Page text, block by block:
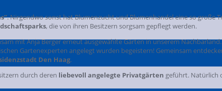
. Nirgendwo sonst hat Blumenzucht und Blumenhandel eine so große
, die von ihren Besitzern sorgsam gepflegt werden.
mit Anja Berger erneut ausgewählte Gärten in unserem
Gartenexperten angelegt wurden begeistern! Gemeinsam
Den Haag.
durch deren liebevoll angelegte Privatgärten geführt. Natürlich